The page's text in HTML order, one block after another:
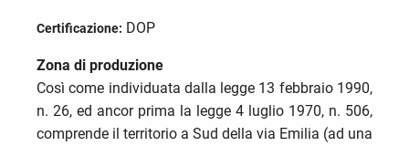
Certificazione: DOP
Zona di produzione
Così come individuata dalla legge 13 febbraio 1990,
n. 26, ed ancor prima la legge 4 luglio 1970, n. 506,
comprende il territorio a Sud della via Emilia (ad una